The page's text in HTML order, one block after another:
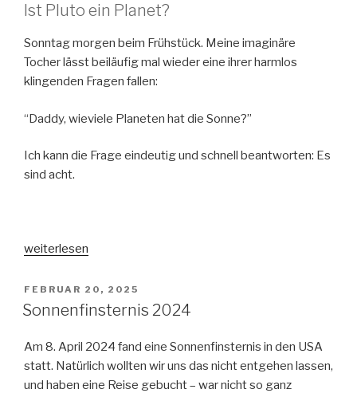
Ist Pluto ein Planet?
Sonntag morgen beim Frühstück. Meine imaginäre
Tocher lässt beiläufig mal wieder eine ihrer harmlos
klingenden Fragen fallen:
“Daddy, wieviele Planeten hat die Sonne?”
Ich kann die Frage eindeutig und schnell beantworten: Es
sind acht.
„Ist
ein
Planet?
mal)“
weiterlesen
VERÖFFENTLICHT
AM
FEBRUAR 20, 2025
Sonnenfinsternis 2024
Am 8. April 2024 fand eine Sonnenfinsternis in den USA
statt. Natürlich wollten wir uns das nicht entgehen lassen,
und haben eine Reise gebucht – war nicht so ganz